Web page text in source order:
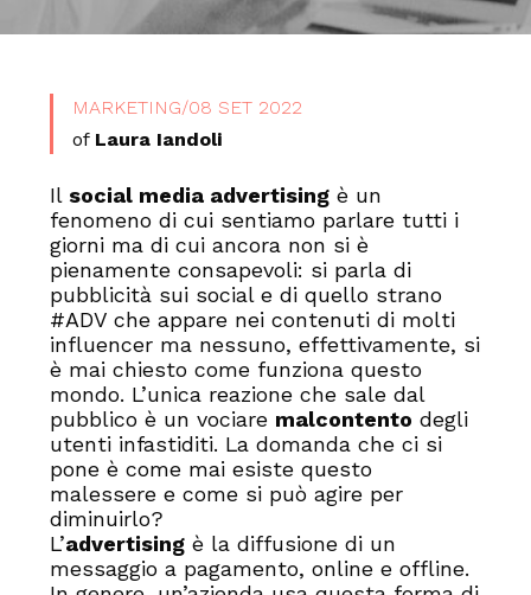
MARKETING/08 SET 2022
of Laura Iandoli
Il social media advertisingè un
fenomeno di cui sentiamo parlare tutti i
giorni ma di cui ancora non si è
pienamente consapevoli: si parla di
pubblicità sui social e di quello strano
#ADV che appare nei contenuti di molti
influencer ma nessuno, effettivamente, si
è mai chiesto come funziona questo
mondo. L’unica reazione che sale dal
pubblico è un vociare malcontento degli
utenti infastiditi. La domanda che ci si
pone è come mai esiste questo
malessere e come si può agire per
diminuirlo?
L’advertisingè la diffusione di un
messaggio a pagamento, online e offline.